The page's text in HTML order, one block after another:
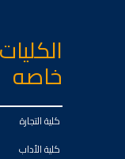
خاصه
كلية التجارة
كلية الأداب